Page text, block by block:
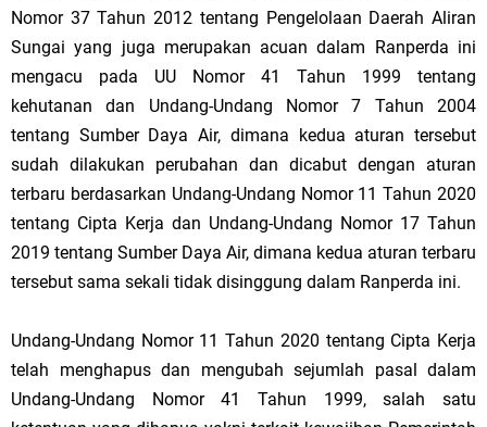
Nomor 37 Tahun 2012 tentang Pengelolaan Daerah Aliran
Sungai yang juga merupakan acuan dalam Ranperda ini
mengacu pada UU Nomor 41 Tahun 1999 tentang
kehutanan dan Undang-Undang Nomor 7 Tahun 2004
tentang Sumber Daya Air, dimana kedua aturan tersebut
sudah dilakukan perubahan dan dicabut dengan aturan
terbaru berdasarkan Undang-Undang Nomor 11 Tahun 2020
tentang Cipta Kerja dan Undang-Undang Nomor 17 Tahun
2019 tentang Sumber Daya Air, dimana kedua aturan terbaru
tersebut sama sekali tidak disinggung dalam Ranperda ini.
Undang-Undang Nomor 11 Tahun 2020 tentang Cipta Kerja
telah menghapus dan mengubah sejumlah pasal dalam
Undang-Undang Nomor 41 Tahun 1999, salah satu